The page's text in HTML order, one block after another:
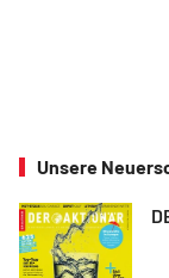
Unsere